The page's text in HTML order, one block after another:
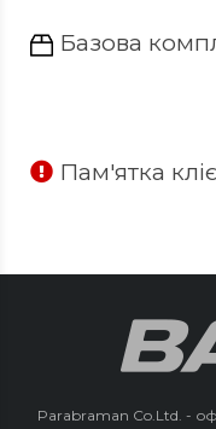
Базова
Пам'ятка
Parabraman Co.Ltd. -